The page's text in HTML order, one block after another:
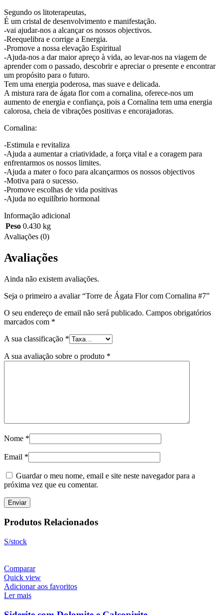
Segundo os litoterapeutas,
É um cristal de desenvolvimento e manifestação.
-vai ajudar-nos a alcançar os nossos objectivos.
-Reequelibra e corrige a Energia.
-Promove a nossa elevação Espiritual
-Ajuda-nos a dar maior apreço à vida, ao levar-nos na viagem de
aprender com o passado, descobrir e apreciar o presente e encontrar
um propósito para o futuro.
Tem uma energia poderosa, mas suave e delicada.
A mistura rara de ágata flor com a cornalina, oferece-nos um
aumento de energia e confiança, pois a Cornalina tem uma energia
calorosa, cheia de vibrações positivas e encorajadoras.
Cornalina:
-Estimula e revitaliza
-Ajuda a aumentar a criatividade, a força vital e a coragem para
enfrentarmos os nossos limites.
-Ajuda a mater o foco para alcançarmos os nossos objectivos
-Motiva para o sucesso.
-Promove escolhas de vida positivas
-Ajuda no equilíbrio hormonal
Informação adicional
Peso 0.430 kg
Avaliações (0)
Avaliações
Ainda não existem avaliações.
Seja o primeiro a avaliar “Torre de Ágata Flor com Cornalina #7”
O seu endereço de email não será publicado. Campos obrigatórios
marcados com *
A sua classificação *
A sua avaliação sobre o produto *
Nome *
Email *
Guardar o meu nome, email e site neste navegador para a
próxima vez que eu comentar.
Produtos Relacionados
S/stock
Comparar
Quick view
Adicionar aos favoritos
Ler mais